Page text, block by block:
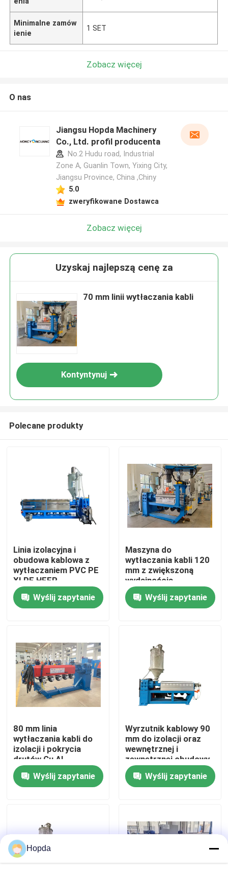
Do domu
Produkty
Filmy
O nas
Wycieczka po fabryce
Kontrola jakości
Skontaktuj się z nami
Sprawy
Minimalne zamów
ienie
1 SET
Zobacz więcej
O nas
Jiangsu Hopda Machinery
Co., Ltd. profil producenta
No.2 Hudu road, Industrial
Zone A, Guanlin Town, Yixing City,
Jiangsu Province, China ,Chiny
5.0
zweryfikowane Dostawca
Zobacz więcej
Uzyskaj najlepszą cenę za
70 mm linii wytłaczania kabli
Kontyntynuj
Polecane produkty
Linia izolacyjna i
obudowa kablowa z
wytłaczaniem PVC PE
XLPE HFFR
Wyślij zapytanie
Maszyna do
wytłaczania kabli 120
mm z zwiększoną
wydajnością
Wyślij zapytanie
80 mm linia
wytłaczania kabli do
izolacji i pokrycia
drutów Cu Al
Wyślij zapytanie
Wyrzutnik kablowy 90
mm do izolacji oraz
wewnętrznej i
zewnętrznej obudowy
kabli i drutu z PVC
LSZH HFFR XLPE
Wyślij zapytanie
Hopda